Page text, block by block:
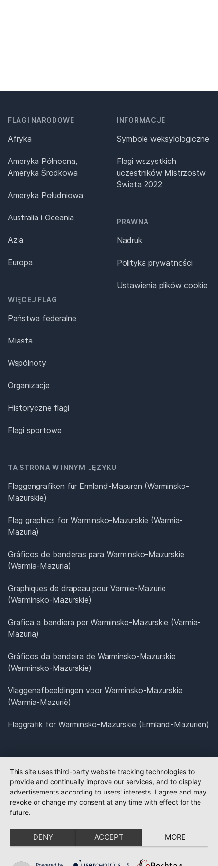
FLAGI NARODOWE
Afryka
Ameryka Północna,
Ameryka Środkowa
Ameryka Południowa
Australia i Oceania
Azja
Europa
WIĘCEJ FLAG
Państwa federalne
Miasta
Wspólnoty
Organizacje
Historyczne flagi
Flagi sportowe
INFORMACJE
Symbole weksylologiczne
Flagi wszystkich
uczestników Mistrzostw
Świata 2022
PRAWNA
Nadruk
Polityka prywatności
Ustawienia plików cookie
TA STRONA W INNYM JĘZYKU
Flaggengrafiken für Ermland-Masuren (Warminsko-
Mazurskie)
Flag graphics for Warminsko-Mazurskie (Warmia-
Mazuria)
Gráficos de banderas para Warminsko-Mazurskie
(Warmia-Mazuria)
Graphiques de drapeau pour Varmie-Mazurie
(Warminsko-Mazurskie)
Grafica a bandiera per Warminsko-Mazurskie (Varmia-
Mazuria)
Gráficos da bandeira de Warminsko-Mazurskie
(Warminsko-Mazurskie)
Vlaggenafbeeldingen voor Warminsko-Mazurskie
(Warmia-Mazurië)
Flaggrafik för Warminsko-Mazurskie (Ermland-Mazurien)
This site uses third-party website tracking technologies to
provide and continually improve our services, and to display
advertisements according to users' interests. I agree and may
revoke or change my consent at any time with effect for the
future.
DENY ACCEPT MORE
Powered by &